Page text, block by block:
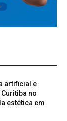
artificial e
no
estética em